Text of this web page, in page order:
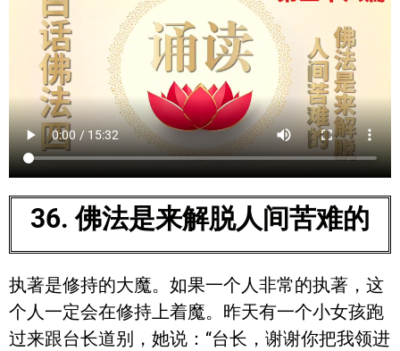
36. 佛法是来解脱人间苦难的
执著是修持的大魔。如果一个人非常的执著，这
个人一定会在修持上着魔。昨天有一个小女孩跑
过来跟台长道别，她说：“台长，谢谢你把我领进